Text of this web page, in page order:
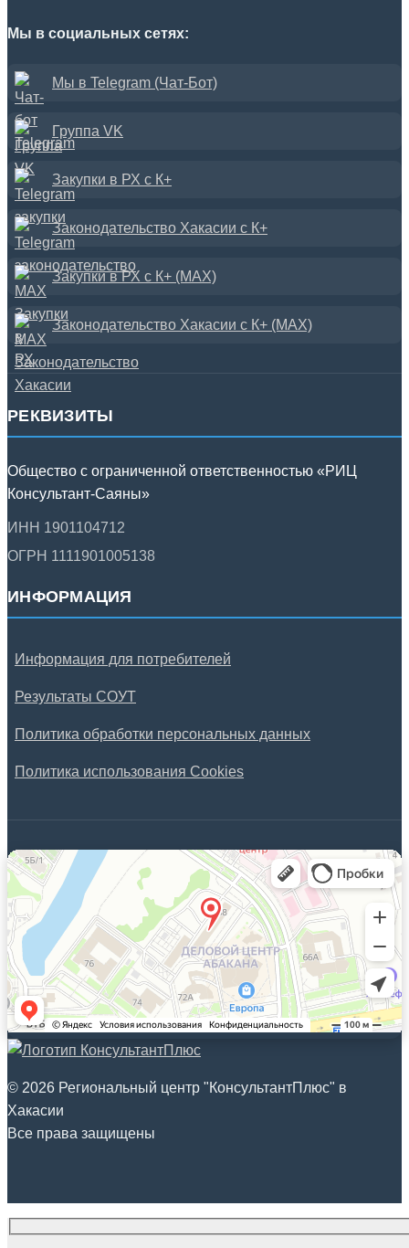
Мы в социальных сетях:
Мы в Telegram (Чат-Бот)
Группа VK
Закупки в РХ с К+
Законодательство Хакасии с К+
Закупки в РХ с К+ (MAX)
Законодательство Хакасии с К+ (MAX)
РЕКВИЗИТЫ
Общество с ограниченной ответственностью «РИЦ
Консультант-Саяны»
ИНН 1901104712
ОГРН 1111901005138
ИНФОРМАЦИЯ
Информация для потребителей
Результаты СОУТ
Политика обработки персональных данных
Политика использования Cookies
© 2026 Региональный центр "КонсультантПлюс" в
Хакасии
Все права защищены